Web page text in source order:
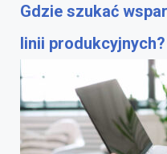
Gdzie szukać
linii produkcyjnych?